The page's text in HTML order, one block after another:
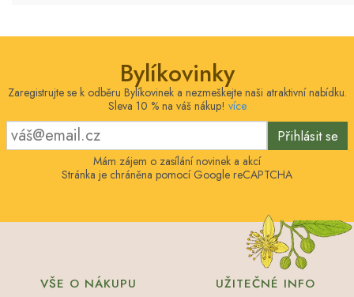
Bylíkovinky
Zaregistrujte se k odběru Bylíkovinek a nezmeškejte naši atraktivní nabídku.
Sleva 10 % na váš nákup! více
Přihlásit se
Mám zájem o zasílání novinek a akcí
Stránka je chráněna pomocí Google reCAPTCHA
VŠE O NÁKUPU UŽITEČNÉ INFO